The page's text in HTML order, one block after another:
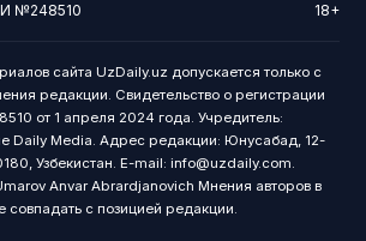
№248510 18+
сайта UzDaily.uz допускается только с
редакции. Свидетельство о регистрации
от 1 апреля 2024 года. Учредитель:
Daily Media. Адрес редакции: Юнусабад, 12-
Узбекистан. E-mail: info@uzdaily.com.
Anvar Abrardjanovich Мнения авторов в
совпадать с позицией редакции.